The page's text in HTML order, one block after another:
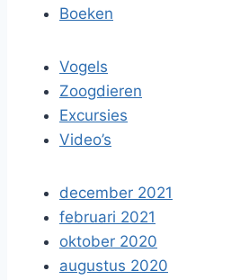
Boeken
Vogels
Zoogdieren
Excursies
Video’s
december 2021
februari 2021
oktober 2020
augustus 2020